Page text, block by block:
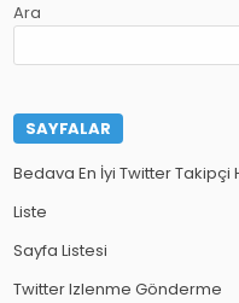
Ara
SAYFALAR
Bedava En İyi Twitter Takipçi
Liste
Sayfa Listesi
Twitter Izlenme Gönderme